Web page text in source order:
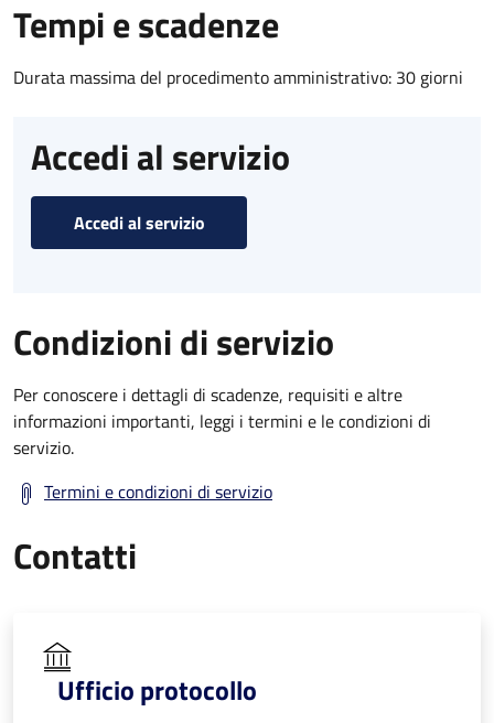
Tempi e scadenze
Durata massima del procedimento amministrativo: 30 giorni
Accedi al servizio
Accedi al servizio
Condizioni di servizio
Per conoscere i dettagli di scadenze, requisiti e altre
informazioni importanti, leggi i termini e le condizioni di
servizio.
Termini e condizioni di servizio
Contatti
Ufficio protocollo